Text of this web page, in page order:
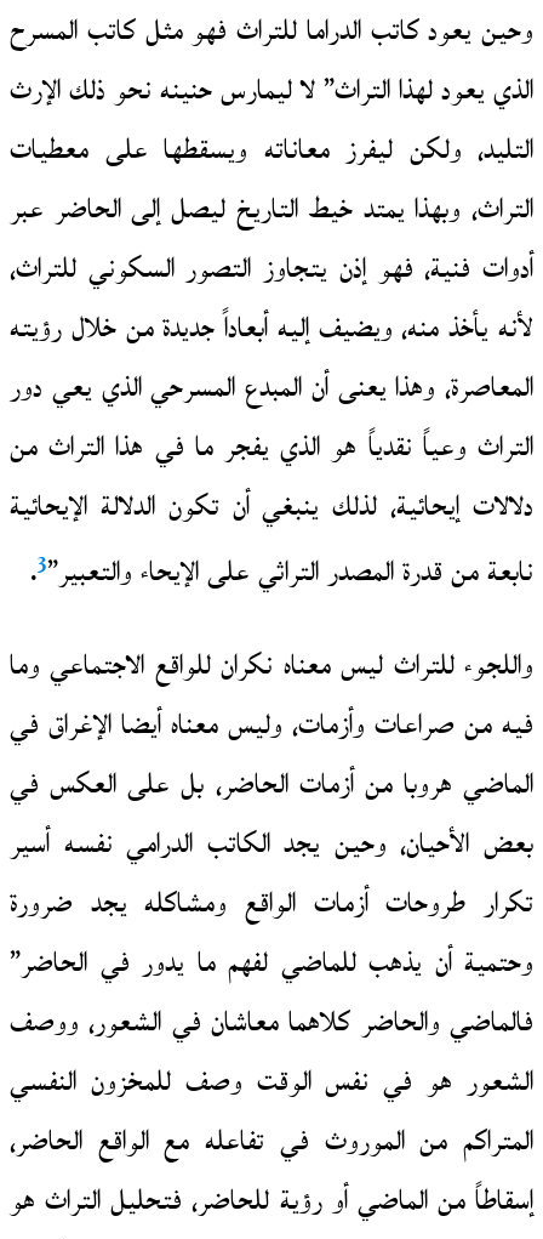
وحين يعود كاتب الدراما للتراث فهو مثل كاتب المسرح
الذي يعود لهذا التراث” لا ليمارس حنينه نحو ذلك الإرث
التليد، ولكن ليفرز معاناته ويسقطها على معطيات
التراث، وبهذا يمتد خيط التاريخ ليصل إلى الحاضر عبر
أدوات فنية، فهو إذن يتجاوز التصور السكوني للتراث،
لأنه يأخذ منه، ويضيف إليه أبعاداً جديدة من خلال رؤيته
المعاصرة، وهذا يعنى أن المبدع المسرحي الذي يعي دور
التراث وعياً نقدياً هو الذي يفجر ما في هذا التراث من
دلالات إيحائية، لذلك ينبغي أن تكون الدلالة الإيحائية
نابعة من قدرة المصدر التراثي على الإيحاء والتعبير”3
.
واللجوء للتراث ليس معناه نكران للواقع الاجتماعي وما
فيه من صراعات وأزمات، وليس معناه أيضا الإغراق في
الماضي هروبا من أزمات الحاضر، بل على العكس في
بعض الأحيان، وحين يجد الكاتب الدرامي نفسه أسير
تكرار طروحات أزمات الواقع ومشاكله يجد ضرورة
وحتمية أن يذهب للماضي لفهم ما يدور في الحاضر”
فالماضي والحاضر كلاهما معاشان في الشعور، ووصف
الشعور هو في نفس الوقت وصف للمخزون النفسي
المتراكم من الموروث في تفاعله مع الواقع الحاضر،
إسقاطاً من الماضي أو رؤية للحاضر، فتحليل التراث هو